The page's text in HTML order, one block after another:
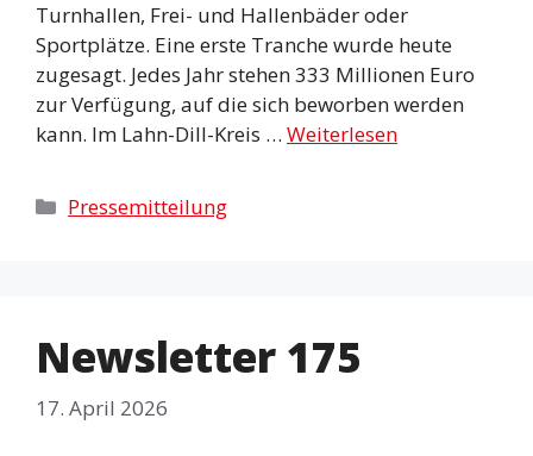
Turnhallen, Frei- und Hallenbäder oder
Sportplätze. Eine erste Tranche wurde heute
zugesagt. Jedes Jahr stehen 333 Millionen Euro
zur Verfügung, auf die sich beworben werden
kann. Im Lahn-Dill-Kreis … Weiterlesen
Kategorien
Pressemitteilung
Newsletter 175
17. April 2026